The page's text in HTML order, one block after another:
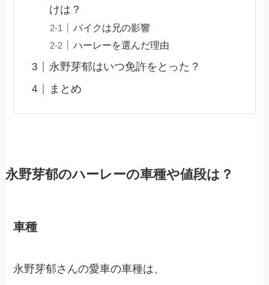
けは？
バイクは兄の影響
ハーレーを選んだ理由
永野芽郁はいつ免許をとった？
まとめ
永野芽郁のハーレーの車種や値段は？
車種
永野芽郁さんの愛車の車種は、